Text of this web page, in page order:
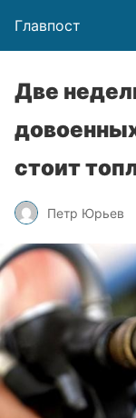
Главпост
Две
стоит
Петр Юрьев